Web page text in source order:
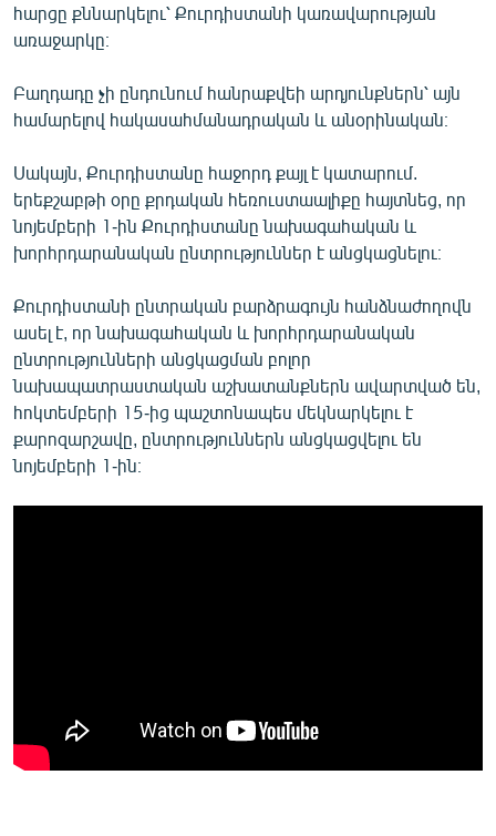
հարցը քննարկելու՝ Քուրդիստանի կառավարության
առաջարկը։
Բաղդադը չի ընդունում հանրաքվեի արդյունքներն՝ այն
համարելով հակասահմանադրական և անօրինական։
Սակայն, Քուրդիստանը հաջորդ քայլ է կատարում.
երեքշաբթի օրը քրդական հեռուստաալիքը հայտնեց, որ
նոյեմբերի 1-ին Քուրդիստանը նախագահական և
խորհրդարանական ընտրություններ է անցկացնելու։
Քուրդիստանի ընտրական բարձրագույն հանձնաժողովն
ասել է, որ նախագահական և խորհրդարանական
ընտրությունների անցկացման բոլոր
նախապատրաստական աշխատանքներն ավարտված են,
հոկտեմբերի 15-ից պաշտոնապես մեկնարկելու է
քարոզարշավը, ընտրություններն անցկացվելու են
նոյեմբերի 1-ին։